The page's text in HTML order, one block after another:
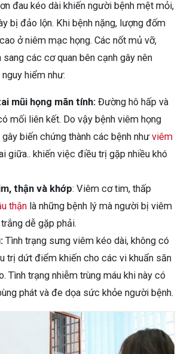
đau kéo dài khiến người bệnh mệt mỏi,
bị đảo lộn. Khi bệnh nặng, lượng đốm
ở niêm mạc họng. Các nốt mủ vỡ,
các cơ quan bên cạnh gây nên
hiểm như:
mũi họng mãn tính: Đường hô hấp và
mối liên kết. Do vậy bệnh viêm họng
biến chứng thành các bệnh nhưviêm
giữa.. khiến việc điều trị gặp nhiều khó
thận và khớp: Viêm cơ tim, thấp
thận là những bệnh lý mà người bị viêm
dễ gặp phải.
Tình trạng sưng viêm kéo dài, không có
trị dứt điểm khiến cho các vi khuẩn săn
Tình trạng nhiễm trùng máu khi này có
phát và đe dọa sức khỏe người bệnh.